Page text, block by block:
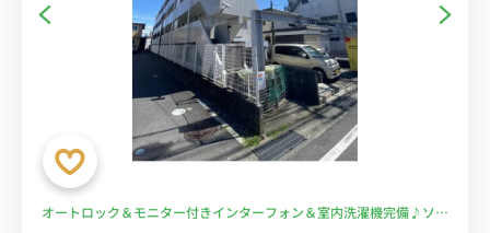
オートロック＆モニター付きインターフォン＆室内洗濯機完備♪ソフ